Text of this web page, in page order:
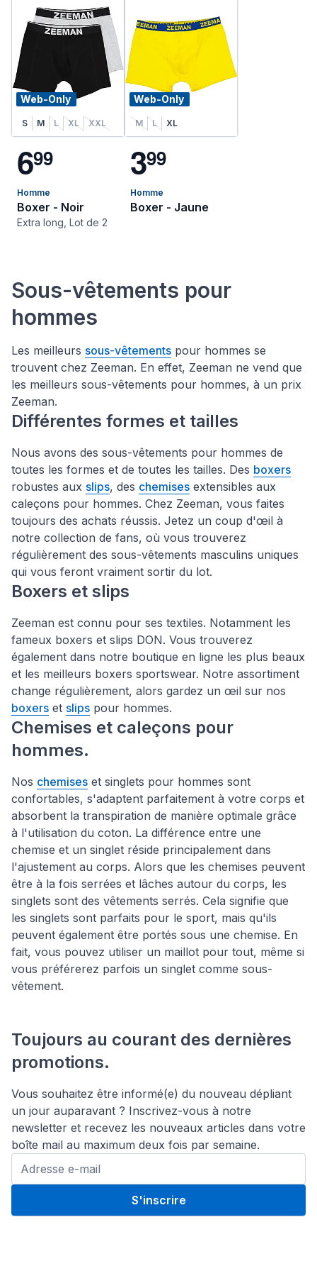
Web-Only
S M L XL XXL
699
Homme
Boxer - Noir
Extra long, Lot de 2
Web-Only
M L XL
399
Homme
Boxer - Jaune
Sous-vêtements pour
hommes
Les meilleurs sous-vêtements pour hommes se
trouvent chez Zeeman. En effet, Zeeman ne vend que
les meilleurs sous-vêtements pour hommes, à un prix
Zeeman.
Différentes formes et tailles
Nous avons des sous-vêtements pour hommes de
toutes les formes et de toutes les tailles. Des boxers
robustes aux slips, des chemises extensibles aux
caleçons pour hommes. Chez Zeeman, vous faites
toujours des achats réussis. Jetez un coup d'œil à
notre collection de fans, où vous trouverez
régulièrement des sous-vêtements masculins uniques
qui vous feront vraiment sortir du lot.
Boxers et slips
Zeeman est connu pour ses textiles. Notamment les
fameux boxers et slips DON. Vous trouverez
également dans notre boutique en ligne les plus beaux
et les meilleurs boxers sportswear. Notre assortiment
change régulièrement, alors gardez un œil sur nos
boxers et slips pour hommes.
Chemises et caleçons pour
hommes.
Nos chemises et singlets pour hommes sont
confortables, s'adaptent parfaitement à votre corps et
absorbent la transpiration de manière optimale grâce
à l'utilisation du coton. La différence entre une
chemise et un singlet réside principalement dans
l'ajustement au corps. Alors que les chemises peuvent
être à la fois serrées et lâches autour du corps, les
singlets sont des vêtements serrés. Cela signifie que
les singlets sont parfaits pour le sport, mais qu'ils
peuvent également être portés sous une chemise. En
fait, vous pouvez utiliser un maillot pour tout, même si
vous préférerez parfois un singlet comme sous-
vêtement.
Toujours au courant des dernières
promotions.
Vous souhaitez être informé(e) du nouveau dépliant
un jour auparavant ? Inscrivez-vous à notre
newsletter et recevez les nouveaux articles dans votre
boîte mail au maximum deux fois par semaine.
S'inscrire